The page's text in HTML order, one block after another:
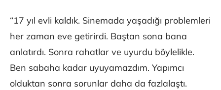
“17 yıl evli kaldık. Sinemada yaşadığı problemleri
her zaman eve getirirdi. Baştan sona bana
anlatırdı. Sonra rahatlar ve uyurdu böylelikle.
Ben sabaha kadar uyuyamazdım. Yapımcı
olduktan sonra sorunlar daha da fazlalaştı.